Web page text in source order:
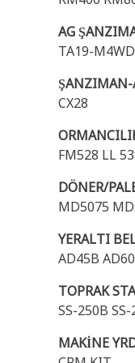
AG
TA19-
ŞANZIMAN-
CX28
FM528 LL
DÖNER/
MD5075
YERALTI
AD45B
TOPRAK
SS-250B SS-
MAKİNE